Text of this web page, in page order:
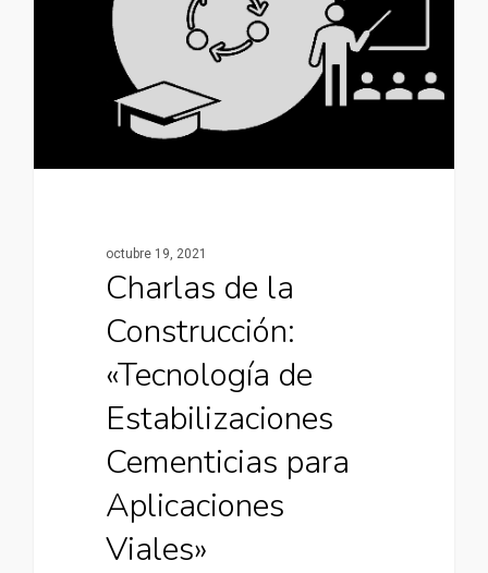
octubre 19, 2021
Charlas de la
Construcción:
«Tecnología de
Estabilizaciones
Cementicias para
Aplicaciones
Viales»